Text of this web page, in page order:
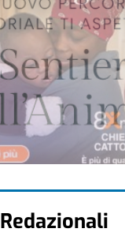
Redazionali